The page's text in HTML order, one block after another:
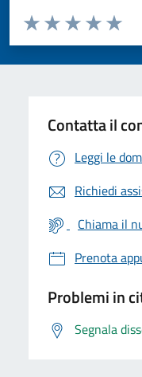
Valuta da 1 a 5 stelle la
Valuta 4
Valuta 3
Valuta 2 stelle su
Valuta 1 stelle su 5
Contatta il
Leggi le
Richiedi
Chiama il
Prenota
Problemi in
Segnala